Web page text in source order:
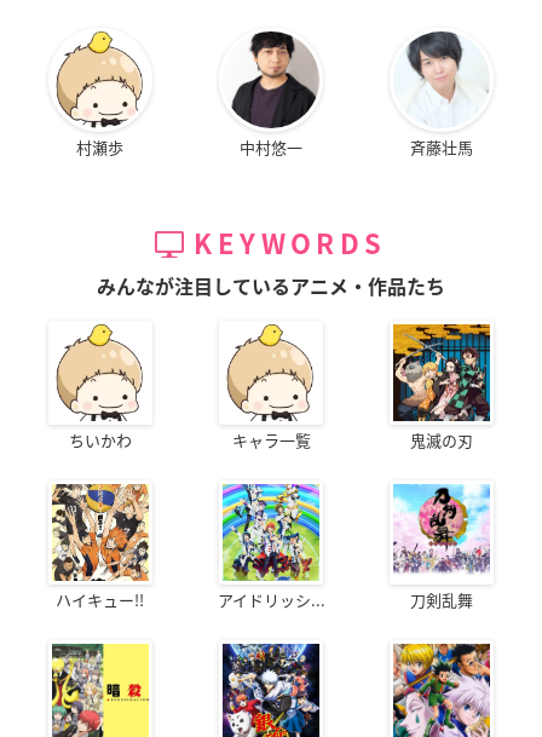
村瀬歩 中村悠一 斉藤壮馬
KEYWORDS
みんなが注目しているアニメ・作品たち
ちいかわ キャラ一覧 鬼滅の刃
ハイキュー!! アイドリッシ... 刀剣乱舞